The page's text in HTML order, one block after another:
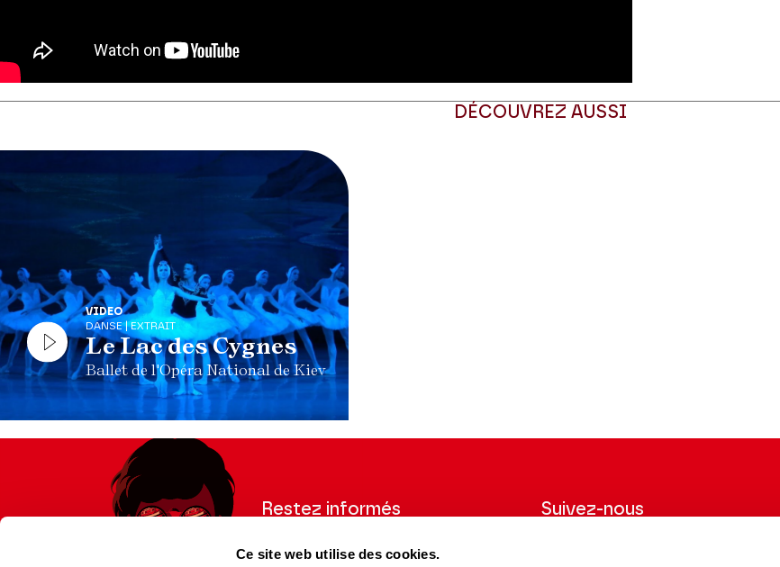
Ce site web utilise des cookies.
DÉCOUVREZ AUSSI
VIDEO
DANSE | EXTRAIT
Le Lac des Cygnes
Ballet de l'Opéra National de Kiev
Restez informés
recevoir les informations du Théâtre.
Suivez-nous